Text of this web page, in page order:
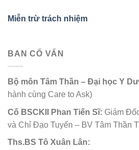
Miễn trừ trách nhiệm
BAN CỐ VẤN
Bộ môn Tâm Thần – Đại học Y
hành cùng Care to Ask)
Cố BSCKII Phan Tiến Sĩ: Giám
và Chỉ Đạo Tuyến – BV Tâm Thần
Ths.BS Tô Xuân Lân: